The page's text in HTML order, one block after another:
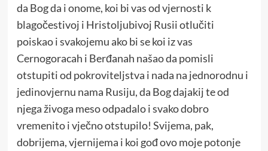
da Bog da i onome, koi bi vas od vjernosti k
blagočestivoj i Hristoljubivoj Rusii otlučiti
poiskao i svakojemu ako bi se koi iz vas
Cernogoracah i Berđanah našao da pomisli
otstupiti od pokroviteljstva i nada na jednorodnu i
jedinovjernu nama Rusiju, da Bog dajakij te od
njega živoga meso odpadalo i svako dobro
vremenito i vječno otstupilo! Svijema, pak,
dobrijema, vjernijema i koi gođ ovo moje potonje